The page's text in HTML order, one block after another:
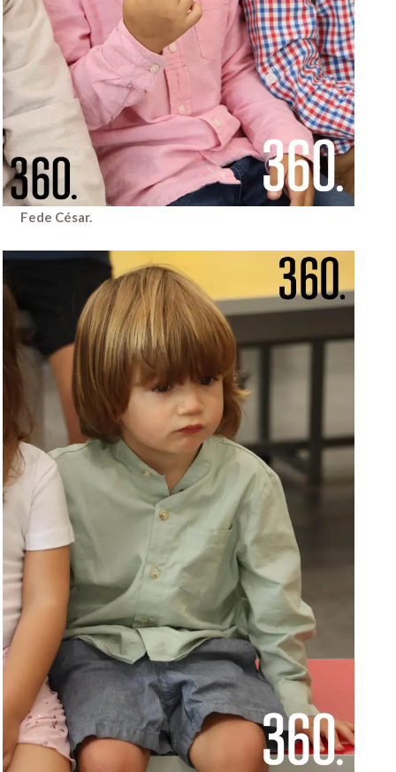
Fede César.